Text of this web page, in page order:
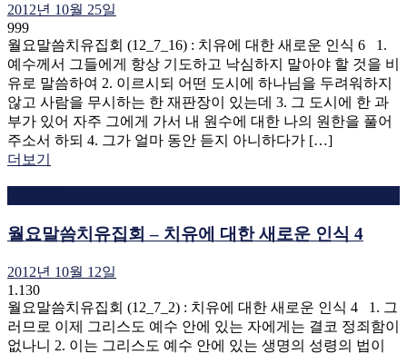
2012년 10월 25일
999
월요말씀치유집회 (12_7_16) : 치유에 대한 새로운 인식 6 1.
예수께서 그들에게 항상 기도하고 낙심하지 말아야 할 것을 비
유로 말씀하여 2. 이르시되 어떤 도시에 하나님을 두려워하지
않고 사람을 무시하는 한 재판장이 있는데 3. 그 도시에 한 과
부가 있어 자주 그에게 가서 내 원수에 대한 나의 원한을 풀어
주소서 하되 4. 그가 얼마 동안 듣지 아니하다가 […]
더보기
월요말씀치유집회 – 치유에 대한 새로운 인식 4
2012년 10월 12일
1.130
월요말씀치유집회 (12_7_2) : 치유에 대한 새로운 인식 4 1. 그
러므로 이제 그리스도 예수 안에 있는 자에게는 결코 정죄함이
없나니 2. 이는 그리스도 예수 안에 있는 생명의 성령의 법이